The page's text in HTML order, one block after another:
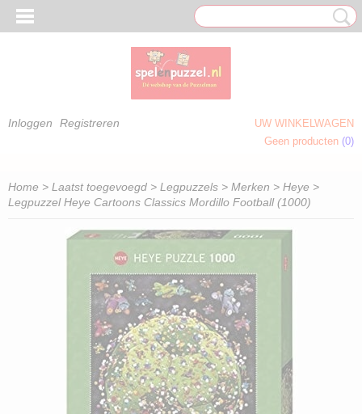
Inloggen Registreren
UW WINKELWAGEN
Geen producten (0)
Home > Laatst toegevoegd > Legpuzzels > Merken > Heye >
Legpuzzel Heye Cartoons Classics Mordillo Football (1000)